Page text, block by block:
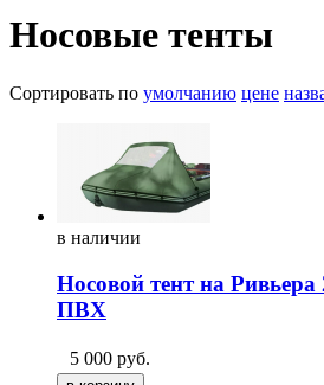
Носовые тенты
Сортировать по умолчанию цене
в наличии
Носовой тент на
ПВХ
5 000 руб.